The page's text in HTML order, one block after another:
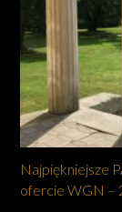
Najpiękniejsze
ofercie WGN –